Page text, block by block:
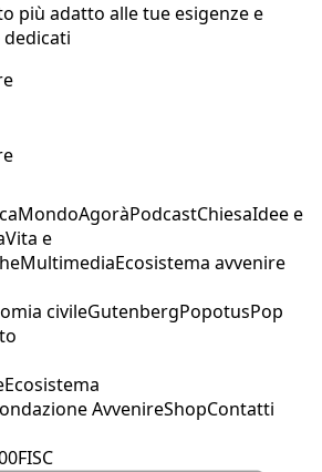
più adatto alle tue esigenze e
dedicati
MondoAgoràPodcastChiesaIdee e
Vita e
MultimediaEcosistema avvenire
civileGutenbergPopotusPop
Ecosistema
AvvenireShopContatti
FISC